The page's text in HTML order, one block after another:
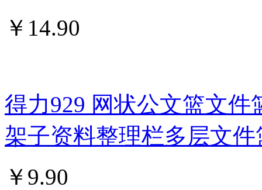
￥ 14.90
得力929 网状公文篮文
架子资料整理栏多层文件
￥ 9.90